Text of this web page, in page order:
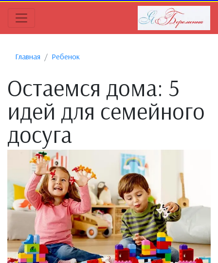
Главная Ребенок
Остаемся дома: 5
идей для семейного
досуга